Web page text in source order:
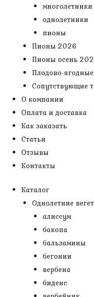
многолетники
однолетники
пионы
Пионы 2026
Пионы осень
Плодово-
Сопутствующие
О компании
Оплата и доставка
Как заказать
Статьи
Отзывы
Контакты
Каталог
Однолетние
алиссум
бакопа
бальзамины
бегонии
вербена
биденс